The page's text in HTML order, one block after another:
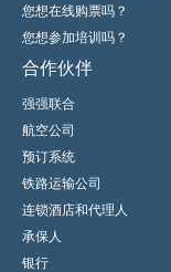
您想在线购票吗？
您想参加培训吗？
合作伙伴
强强联合
航空公司
预订系统
铁路运输公司
连锁酒店和代理人
承保人
银行